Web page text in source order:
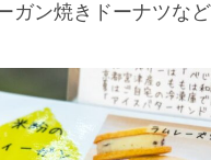
ガン焼きドーナツなど